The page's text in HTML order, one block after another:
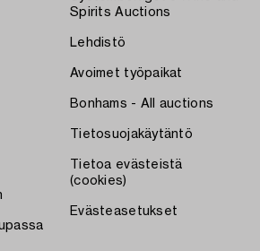
Spirits Auctions
Lehdistö
Avoimet työpaikat
Bonhams - All auctions
Tietosuojakäytäntö
Tietoa evästeistä
(cookies)
Evästeasetukset